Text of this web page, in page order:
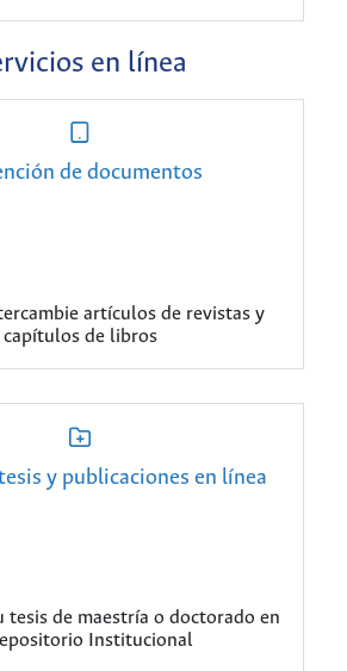
en línea
de documentos
artículos de revistas y
capítulos de libros
y publicaciones en línea
tesis de maestría o doctorado en
Institucional